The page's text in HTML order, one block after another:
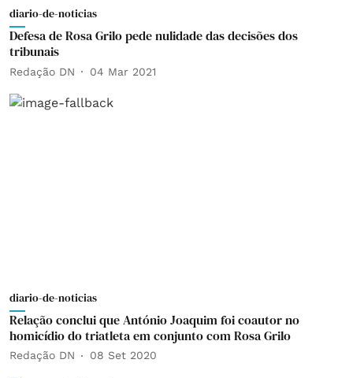
diario-de-noticias
Defesa de Rosa Grilo pede nulidade das decisões dos
tribunais
Redação DN 04 Mar 2021
diario-de-noticias
Relação conclui que António Joaquim foi coautor no
homicídio do triatleta em conjunto com Rosa Grilo
Redação DN 08 Set 2020